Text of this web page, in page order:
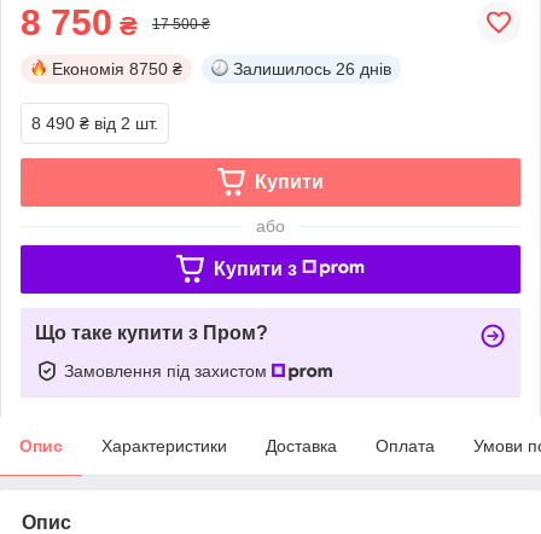
8 750 ₴ 17 500 ₴
Економія 8750 ₴ Залишилось 26 днів
8 490 ₴ від 2 шт.
Купити
або
Купити з
Що таке купити з Пром?
Замовлення під захистом
Опис Характеристики Доставка Оплата Умови
Опис